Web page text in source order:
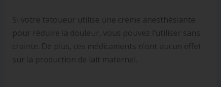
Si votre tatoueur utilise une crème anesthésiante
pour réduire la douleur, vous pouvez l’utiliser sans
crainte. De plus, ces médicaments n’ont aucun effet
sur la production de lait maternel.